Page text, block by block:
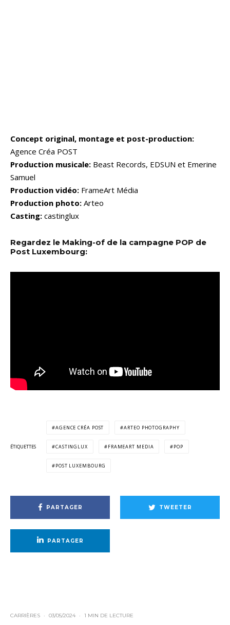
Concept original, montage et post-production:
Agence Créa POST
Production musicale: Beast Records, EDSUN et Emerine
Samuel
Production vidéo: FrameArt Média
Production photo: Arteo
Casting: castinglux
Regardez le Making-of de la campagne POP de
Post Luxembourg:
ÉTIQUETTES
AGENCE CRÉA POST ARTEO PHOTOGRAPHY
CASTINGLUX FRAMEART MEDIA POP
POST LUXEMBOURG
PARTAGER TWEETER
PARTAGER
CARRIÈRES · 03/05/2024 · 1 MIN DE LECTURE